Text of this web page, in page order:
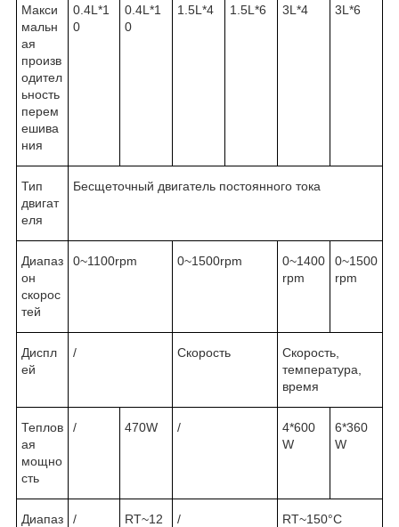
Макси
мальн
ая
произв
одител
ьность
перем
ешива
ния
0.4L*1
0
0.4L*1
0
1.5L*4 1.5L*6 3L*4 3L*6
Тип
двигат
еля
Бесщеточный двигатель постоянного тока
Диапаз
он
скорос
тей
0~1100rpm 0~1500rpm
0~1400
rpm
0~1500
rpm
Диспл
ей
/ Скорость
Скорость,
температура,
время
Теплов
ая
мощно
сть
/ 470W /
4*600
W
6*360
W
Диапаз / RT~12 / RT~150°C